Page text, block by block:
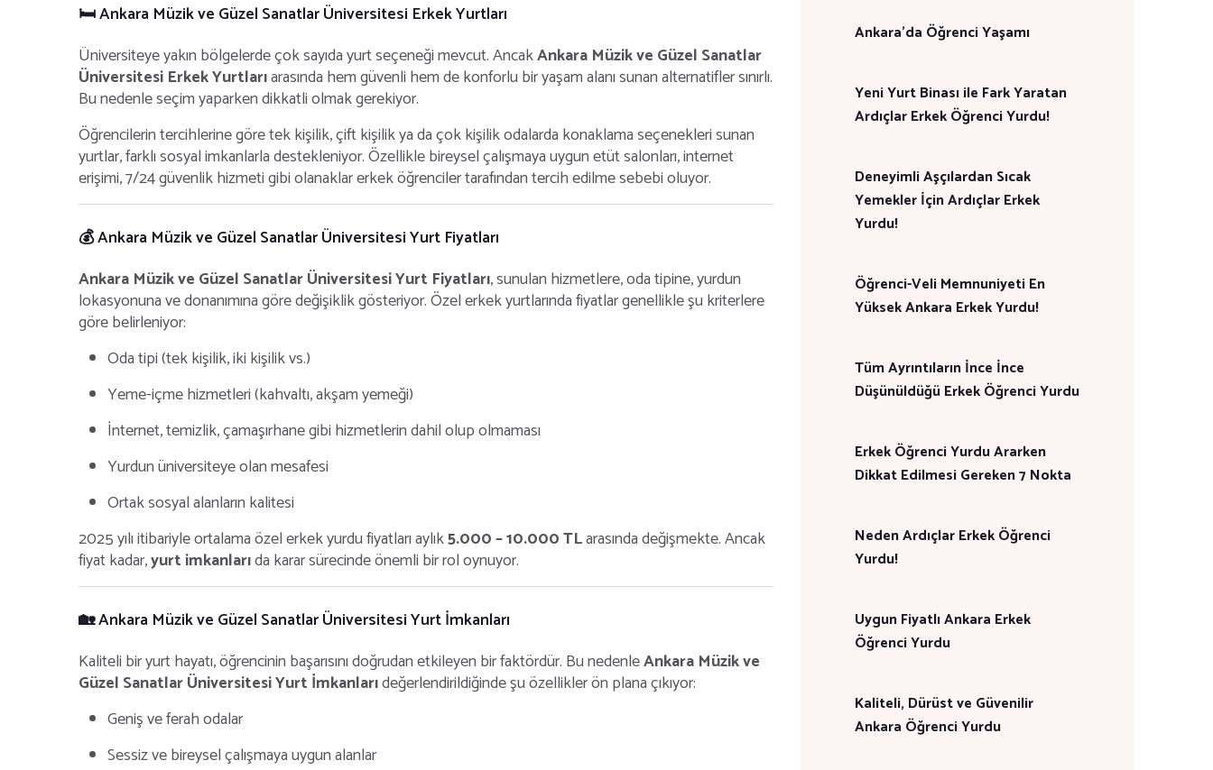
🛏️ Ankara Müzik ve Güzel Sanatlar Üniversitesi Erkek Yurtları
Üniversiteye yakın bölgelerde çok sayıda yurt seçeneği mevcut. AncakAnkara Müzik ve Güzel Sanatlar
Üniversitesi Erkek Yurtlarıarasında hem güvenli hem de konforlu bir yaşam alanı sunan alternatifler sınırlı.
Bu nedenle seçim yaparken dikkatli olmak gerekiyor.
Öğrencilerin tercihlerine göre tek kişilik, çift kişilik ya da çok kişilik odalarda konaklama seçenekleri sunan
yurtlar, farklı sosyal imkanlarla destekleniyor. Özellikle bireysel çalışmaya uygun etüt salonları, internet
erişimi, 7/24 güvenlik hizmeti gibi olanaklar erkek öğrenciler tarafından tercih edilme sebebi oluyor.
💰 Ankara Müzik ve Güzel Sanatlar Üniversitesi Yurt Fiyatları
Ankara Müzik ve Güzel Sanatlar Üniversitesi Yurt Fiyatları, sunulan hizmetlere, oda tipine, yurdun
lokasyonuna ve donanımına göre değişiklik gösteriyor. Özel erkek yurtlarında fiyatlar genellikle şu kriterlere
göre belirleniyor:
Oda tipi (tek kişilik, iki kişilik vs.)
Yeme-içme hizmetleri (kahvaltı, akşam yemeği)
İnternet, temizlik, çamaşırhane gibi hizmetlerin dahil olup olmaması
Yurdun üniversiteye olan mesafesi
Ortak sosyal alanların kalitesi
2025 yılı itibariyle ortalama özel erkek yurdu fiyatları aylık5.000 – 10.000 TLarasında değişmekte. Ancak
fiyat kadar,yurt imkanlarıda karar sürecinde önemli bir rol oynuyor.
🏡 Ankara Müzik ve Güzel Sanatlar Üniversitesi Yurt İmkanları
Kaliteli bir yurt hayatı, öğrencinin başarısını doğrudan etkileyen bir faktördür. Bu nedenleAnkara Müzik ve
Güzel Sanatlar Üniversitesi Yurt İmkanlarıdeğerlendirildiğinde şu özellikler ön plana çıkıyor:
Geniş ve ferah odalar
Sessiz ve bireysel çalışmaya uygun alanlar
Ankara'da Öğrenci Yaşamı
Yeni Yurt Binası ile Fark Yaratan
Ardıçlar Erkek Öğrenci Yurdu!
Deneyimli Aşçılardan Sıcak
Yemekler İçin Ardıçlar Erkek
Yurdu!
Öğrenci-Veli Memnuniyeti En
Yüksek Ankara Erkek Yurdu!
Tüm Ayrıntıların İnce İnce
Düşünüldüğü Erkek Öğrenci Yurdu
Erkek Öğrenci Yurdu Ararken
Dikkat Edilmesi Gereken 7 Nokta
Neden Ardıçlar Erkek Öğrenci
Yurdu!
Uygun Fiyatlı Ankara Erkek
Öğrenci Yurdu
Kaliteli, Dürüst ve Güvenilir
Ankara Öğrenci Yurdu